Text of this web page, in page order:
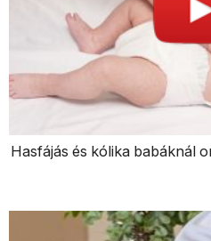
Hasfájás és kólika babáknál